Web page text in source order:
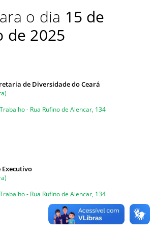
o dia 15 de
de 2025
de Diversidade do Ceará
- Rua Rufino de Alencar, 134
Executivo
- Rua Rufino de Alencar, 134